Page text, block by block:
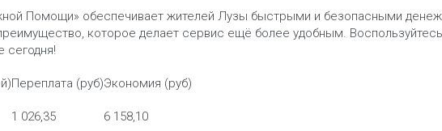
Помощи» обеспечивает жителей Лузы быстрыми и безопасными
которое делает сервис ещё более удобным.
сегодня!
Переплата (руб)Экономия (руб)
1 026,35 6 158,10